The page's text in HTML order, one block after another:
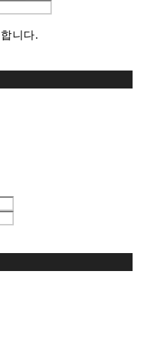
니다.